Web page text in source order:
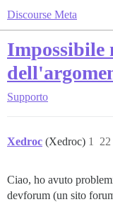
Discourse Meta
Impossibile
Supporto
Xedroc (Xedroc) 1
Ciao, ho avuto
devforum (un sito